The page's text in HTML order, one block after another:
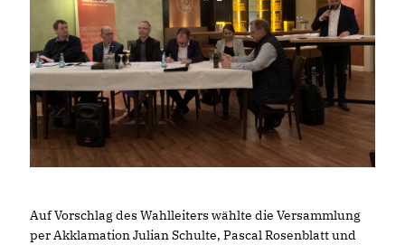
Auf Vorschlag des Wahlleiters wählte die Versammlung
per Akklamation Julian Schulte, Pascal Rosenblatt und